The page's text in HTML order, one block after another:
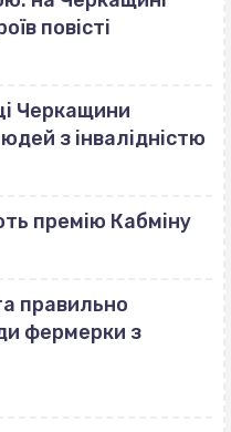
повісті
Черкащини
з інвалідністю
премію Кабміну
правильно
фермерки з